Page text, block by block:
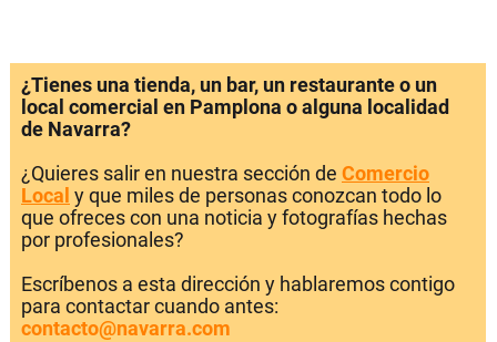
¿Tienes una tienda, un bar, un restaurante o un
local comercial en Pamplona o alguna localidad
de Navarra?
¿Quieres salir en nuestra sección de Comercio
Local y que miles de personas conozcan todo lo
que ofreces con una noticia y fotografías hechas
por profesionales?
Escríbenos a esta dirección y hablaremos contigo
para contactar cuando antes:
contacto@navarra.com